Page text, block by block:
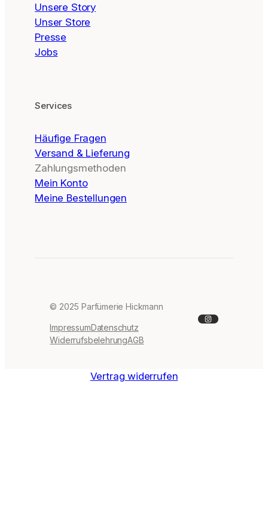
Unsere Story
Unser Store
Presse
Jobs
Services
Häufige Fragen
Versand & Lieferung
Zahlungsmethoden
Mein Konto
Meine Bestellungen
© 2025 Parfümerie Hickmann
ImpressumDatenschutz
WiderrufsbelehrungAGB
Instagram
Vertrag widerrufen